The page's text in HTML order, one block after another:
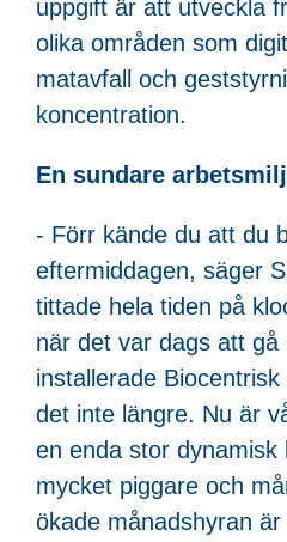
uppgift är att utveckla
olika områden som
matavfall och
koncentration.
En sundare
- Förr kände du att du
eftermiddagen, säger
tittade hela tiden på
när det var dags att gå
installerade
det inte längre. Nu är
en enda stor dynamisk
mycket piggare och
ökade månadshyran